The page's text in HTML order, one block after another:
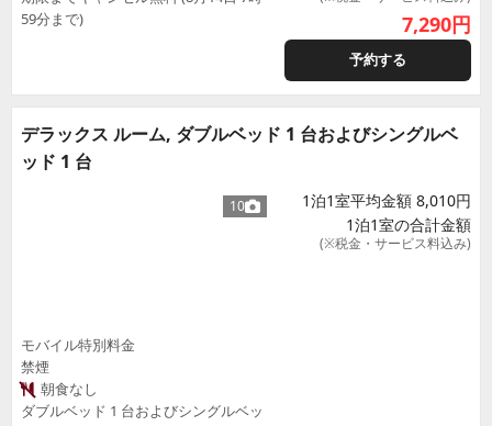
59分まで)
7,290円
予約する
デラックス ルーム, ダブルベッド 1 台およびシングルベ
ッド 1 台
10
モバイル特別料金
禁煙
朝食なし
ダブルベッド 1 台およびシングルベッ
1泊1室平均金額 8,010円
1泊1室の合計金額
(※税金・サービス料込み)